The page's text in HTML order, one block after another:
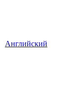
Английский